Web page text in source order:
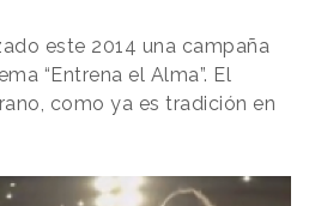
este 2014 una campaña
“Entrena el Alma”. El
como ya es tradición en